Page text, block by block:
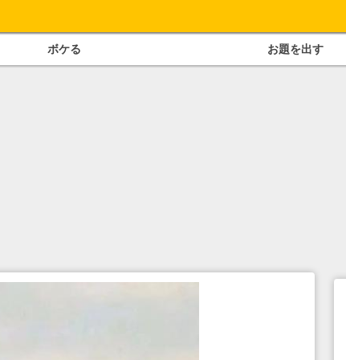
ボケる お題を出す